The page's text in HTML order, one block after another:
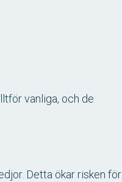
vanliga, och de
Detta ökar risken för